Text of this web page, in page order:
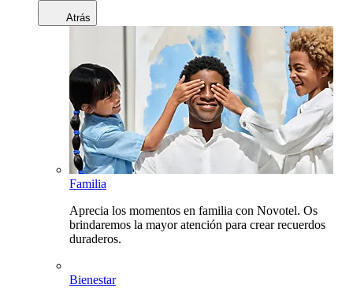
Atrás
Familia
Aprecia los momentos en familia con Novotel. Os
brindaremos la mayor atención para crear recuerdos
duraderos.
Bienestar